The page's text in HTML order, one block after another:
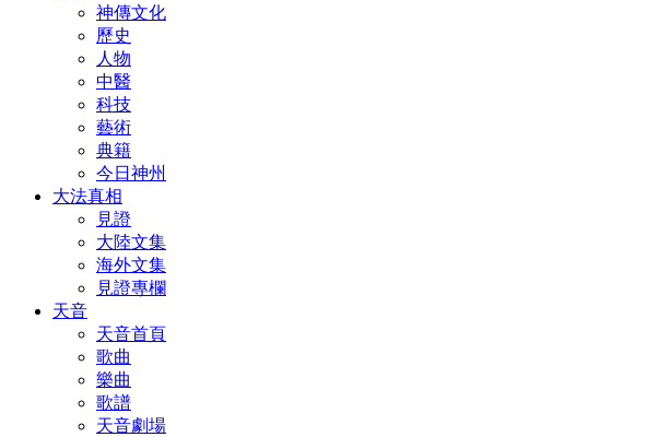
神傳文化
歷史
人物
中醫
科技
藝術
典籍
今日神州
大法真相
見證
大陸文集
海外文集
見證專欄
天音
天音首頁
歌曲
樂曲
歌譜
天音劇場